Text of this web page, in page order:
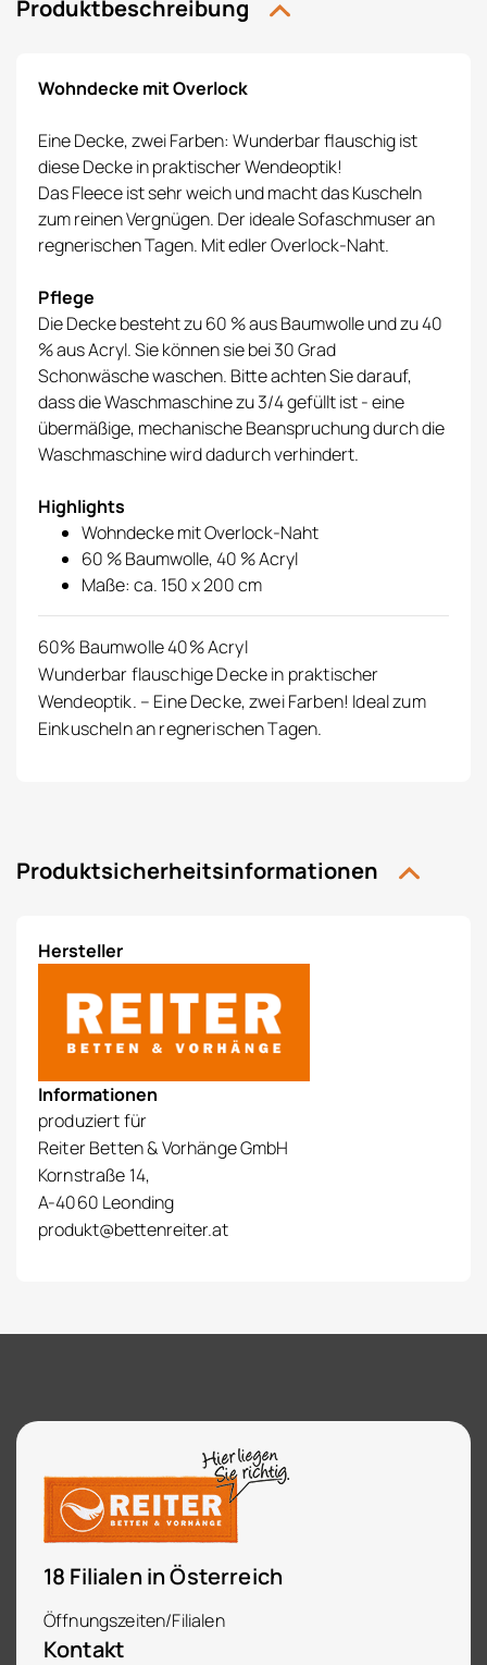
Produktbeschreibung
Wohndecke mit Overlock
Eine Decke, zwei Farben: Wunderbar flauschig ist
diese Decke in praktischer Wendeoptik!
Das Fleece ist sehr weich und macht das Kuscheln
zum reinen Vergnügen. Der ideale Sofaschmuser an
regnerischen Tagen. Mit edler Overlock-Naht.
Pflege
Die Decke besteht zu 60 % aus Baumwolle und zu 40
% aus Acryl. Sie können sie bei 30 Grad
Schonwäsche waschen. Bitte achten Sie darauf,
dass die Waschmaschine zu 3/4 gefüllt ist - eine
übermäßige, mechanische Beanspruchung durch die
Waschmaschine wird dadurch verhindert.
Highlights
Wohndecke mit Overlock-Naht
60 % Baumwolle, 40 % Acryl
Maße: ca. 150 x 200 cm
60% Baumwolle 40% Acryl
Wunderbar flauschige Decke in praktischer
Wendeoptik. – Eine Decke, zwei Farben! Ideal zum
Einkuscheln an regnerischen Tagen.
Produktsicherheitsinformationen
Hersteller
Informationen
produziert für
Reiter Betten & Vorhänge GmbH
Kornstraße 14,
A-4060 Leonding
produkt@bettenreiter.at
18 Filialen in Österreich
Öffnungszeiten/Filialen
Kontakt